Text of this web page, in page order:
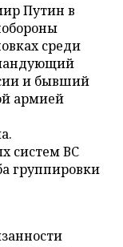
Путин в
среди
и бывший
армией
систем ВС
группировки